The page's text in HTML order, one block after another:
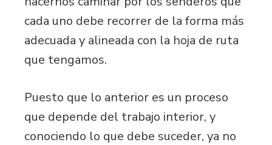
cada uno debe recorrer de la forma más
adecuada y alineada con la hoja de ruta
que tengamos.
Puesto que lo anterior es un proceso
que depende del trabajo interior, y
conociendo lo que debe suceder, ya no